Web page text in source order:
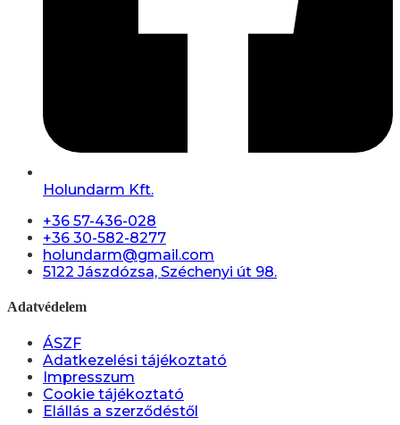
Holundarm Kft.
+36 57-436-028
+36 30-582-8277
holundarm@gmail.com
5122 Jászdózsa, Széchenyi út 98.
Adatvédelem
ÁSZF
Adatkezelési tájékoztató
Impresszum
Cookie tájékoztató
Elállás a szerződéstől